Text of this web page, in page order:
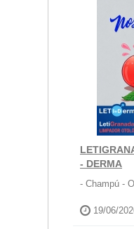
- DERMA
- Champú -
19/06/